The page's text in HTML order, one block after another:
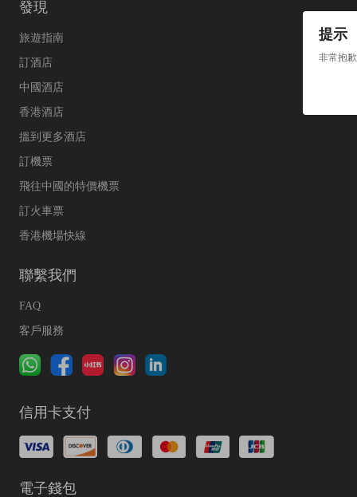
提示
非常抱
發現
旅遊指南
訂酒店
中國酒店
香港酒店
搵到更多酒店
訂機票
飛往中國的特價機票
訂火車票
香港機場快線
聯繫我們
FAQ
客戶服務
信用卡支付
電子錢包